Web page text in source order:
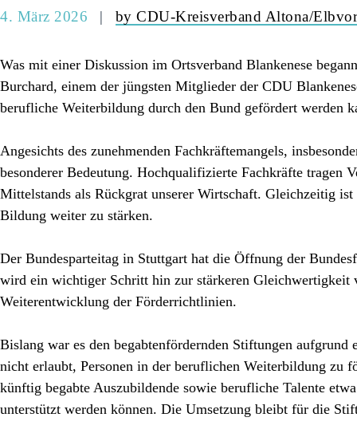
4. März 2026 by CDU-Kreisverband Altona/
Was mit einer Diskussion im Ortsverband Blankenese
Burchard, einem der jüngsten Mitglieder der CDU
berufliche Weiterbildung durch den Bund gefördert werden
Angesichts des zunehmenden Fachkräftemangels,
besonderer Bedeutung. Hochqualifizierte Fachkräfte tragen
Mittelstands als Rückgrat unserer Wirtschaft. Gleichzeitig
Bildung weiter zu stärken.
Der Bundesparteitag in Stuttgart hat die Öffnung der
wird ein wichtiger Schritt hin zur stärkeren Gleichwertigkeit
Weiterentwicklung der Förderrichtlinien.
Bislang war es den begabtenfördernden Stiftungen
nicht erlaubt, Personen in der beruflichen Weiterbildung zu
künftig begabte Auszubildende sowie berufliche Talente
unterstützt werden können. Die Umsetzung bleibt für die